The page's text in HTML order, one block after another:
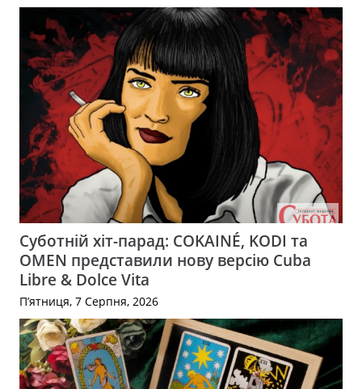
Суботній хіт-парад: COKAINÉ, KODI та
OMEN представили нову версію Cuba
Libre & Dolce Vita
П’ятниця, 7 Серпня, 2026